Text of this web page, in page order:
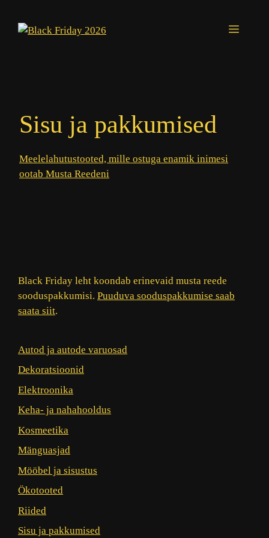
content
Menu
Sisu ja pakkumised
Meelelahutustooted, mille ostuga enamik inimesi
ootab Musta Reedeni
Black Friday leht koondab erinevaid musta reede
sooduspakkumisi. Puuduva sooduspakkumise saab
saata siit.
Autod ja autode varuosad
Dekoratsioonid
Elektroonika
Keha- ja nahahooldus
Kosmeetika
Mänguasjad
Mööbel ja sisustus
Ökotooted
Riided
Sisu ja pakkumised